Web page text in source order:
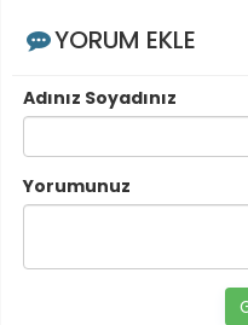
YORUM EKLE
Adınız Soyadınız
Yorumunuz